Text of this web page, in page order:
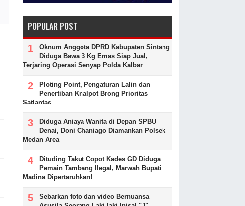
POPULAR POST
Oknum Anggota DPRD Kabupaten Sintang
Diduga Bawa 3 Kg Emas Siap Jual,
Terjaring Operasi Senyap Polda Kalbar
Ploting Point, Pengaturan Lalin dan
Penertiban Knalpot Brong Prioritas
Satlantas
Diduga Aniaya Wanita di Depan SPBU
Denai, Doni Chaniago Diamankan Polsek
Medan Area
Dituding Takut Copot Kades GD Diduga
Pemain Tambang Ilegal, Marwah Bupati
Madina Dipertaruhkan!
Sebarkan foto dan video Bernuansa